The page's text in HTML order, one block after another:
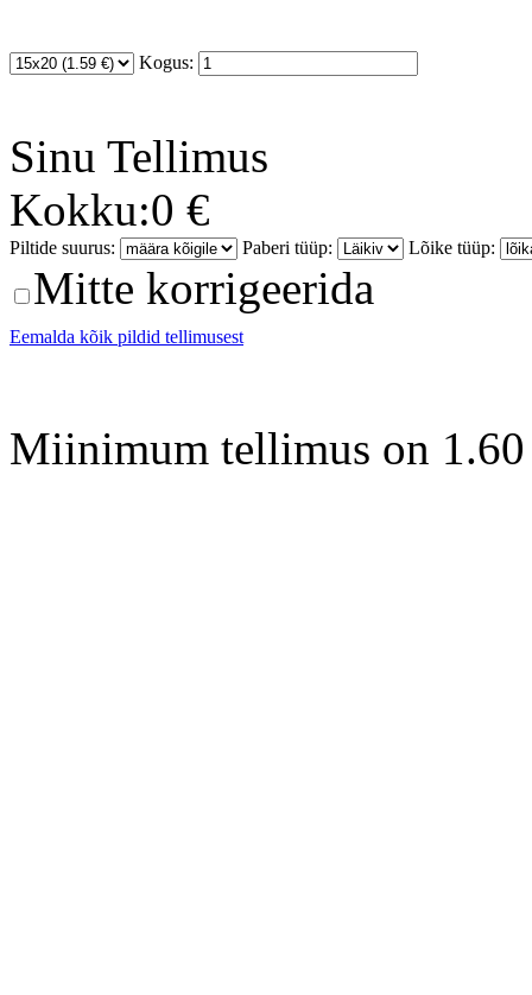
Kogus:
Sinu Tellimus
Kokku:0 €
Piltide suurus: Paberi tüüp: Lõike tüüp:
Mitte korrigeerida
Eemalda kõik pildid tellimusest
Miinimum tellimus on